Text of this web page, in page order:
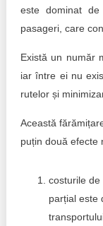
este dominat
pasageri, care
Există un număr
iar între ei nu
rutelor și
Această
puțin două efecte
costurile
parțial este